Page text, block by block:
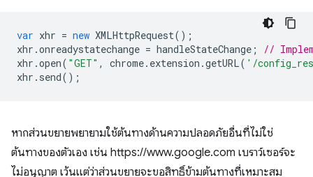
var xhr = new XMLHttpRequest();
xhr .onreadystatechange = handleStateChange ;
//
xhr .open( "GET" , chrome. extension .getURL( '/
xhr . send();
หากส่วนขยายพยายามใช้ต้นทางด้านความปลอดภัยอื่นที่ไม่ใช่
ต้นทางของตัวเอง เช่น https://www.google.com เบราว์เซอร์จะ
ไม่อนุญาต เว้นแต่ว่าส่วนขยายจะขอสิทธิ์ข้ามต้นทางที่เหมาะสม